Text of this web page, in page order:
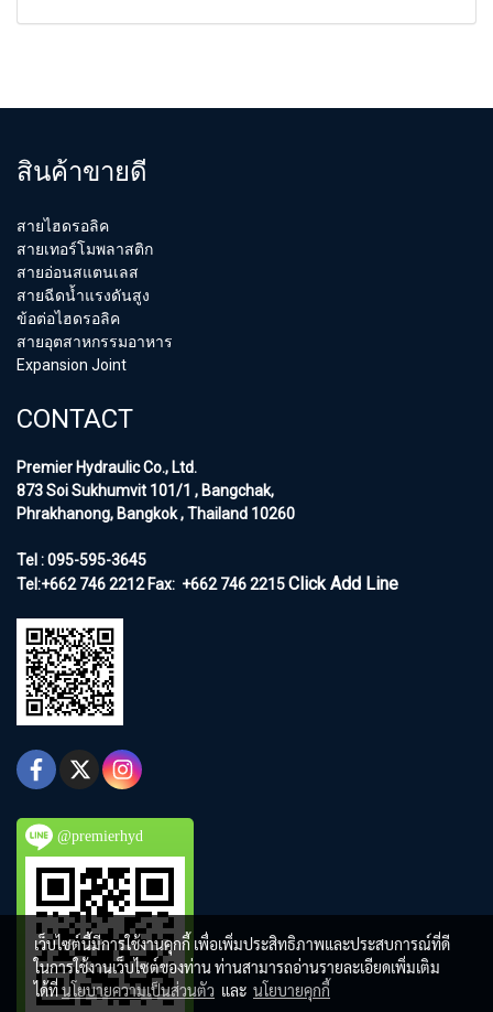
สินค้าขายดี
สายไฮดรอลิค
สายเทอร์โมพลาสติก
สายอ่อนสแตนเลส
สายฉีดน้ำแรงดันสูง
ข้อต่อไฮดรอลิค
สายอุตสาหกรรมอาหาร
Expansion Joint
CONTACT
Premier Hydraulic Co., Ltd.
873 Soi Sukhumvit 101/1 , Bangchak,
Phrakhanong, Bangkok , Thailand 10260
Tel : 095-595-3645
Tel:+662 746 2212Fax: +662 746 2215Click Add Line
@premierhyd
เว็บไซต์นี้มีการใช้งานคุกกี้ เพื่อเพิ่มประสิทธิภาพและประสบการณ์ที่ดี
ในการใช้งานเว็บไซต์ของท่าน ท่านสามารถอ่านรายละเอียดเพิ่มเติม
ได้ที่นโยบายความเป็นส่วนตัว และ นโยบายคุกกี้